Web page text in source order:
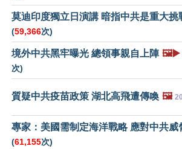
莫迪印度獨立日演講 暗指中共是重大挑
(59,366次)
境外中共黑牢曝光 總領事親自上陣 🖼️▶️
次)
質疑中共疫苗政策 湖北高飛遭傳喚 🖼️
專家：美國需制定海洋戰略 應對中共威
(61,155次)